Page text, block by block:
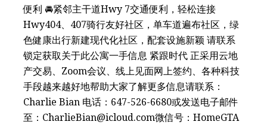
便利 🚘紧邻主干道Hwy 7交通便利，轻松连接
Hwy404、407骑行友好社区，单车道遍布社区，绿
色健康出行新建现代化社区，配套设施新颖 ️请联系
锁定获取关于此公寓一手信息 紧跟时代 正采用云地
产交易、Zoom会议、线上见面网上签约、各种科技
手段越来越好地帮助大家了解更多信息请联系：
Charlie Bian 电话：647-526-6680或发送电子邮件
至：CharlieBian@icloud.com微信号：HomeGTA